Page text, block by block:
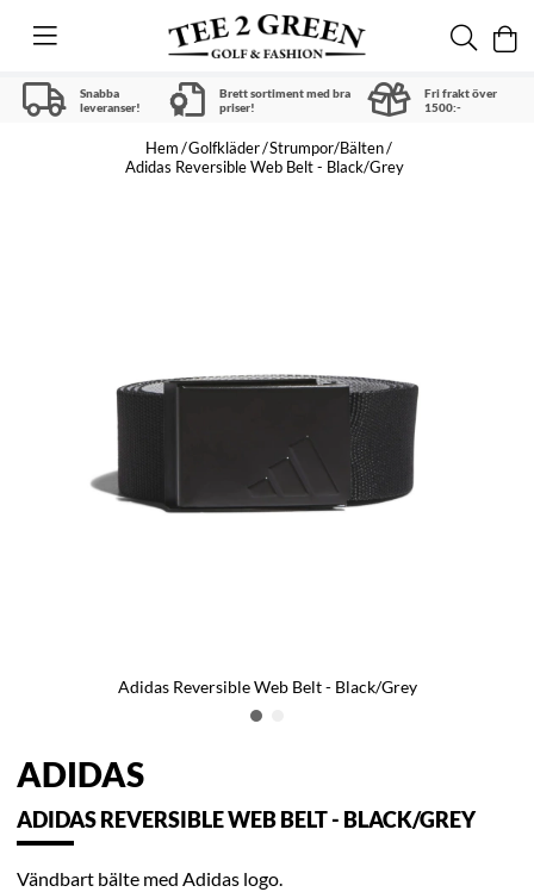
Snabba
leveranser!
Brett sortiment med bra
priser!
Fri frakt över
1500:-
Hem Golfkläder Strumpor/Bälten
Adidas Reversible Web Belt - Black/Grey
Adidas Reversible Web Belt - Black/Grey
ADIDAS
ADIDAS REVERSIBLE WEB BELT - BLACK/GREY
Vändbart bälte med Adidas logo.